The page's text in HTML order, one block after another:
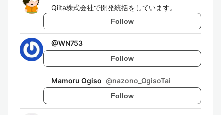
Qiita株式会社で開発統括をしています。
Follow
@WN753
Follow
Mamoru Ogiso @nazono_OgisoTai
Follow